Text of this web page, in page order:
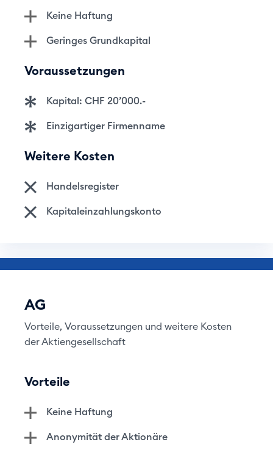
Keine Haftung
Geringes Grundkapital
Voraussetzungen
Kapital: CHF 20’000.-
Einzigartiger Firmenname
Weitere Kosten
Handelsregister
Kapitaleinzahlungskonto
AG
Vorteile, Voraussetzungen und weitere Kosten
der Aktiengesellschaft
Vorteile
Keine Haftung
Anonymität der Aktionäre